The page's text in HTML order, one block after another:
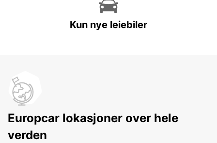
Kun nye leiebiler
Europcar lokasjoner over hele
verden